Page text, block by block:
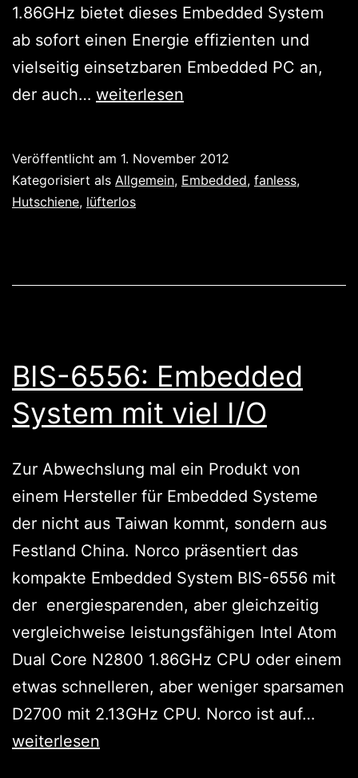
1.86GHz bietet dieses Embedded System
ab sofort einen Energie effizienten und
vielseitig einsetzbaren Embedded PC an,
der auch… Pipal
Embedded
System
Hutschine
weiterlesen
Veröffentlicht am 1. November 2012
Kategorisiert als Allgemein, Embedded, fanless,
Hutschiene, lüfterlos
BIS-6556: Embedded
System mit viel I/O
Zur Abwechslung mal ein Produkt von
einem Hersteller für Embedded Systeme
der nicht aus Taiwan kommt, sondern aus
Festland China. Norco präsentiert das
kompakte Embedded System BIS-6556 mit
der energiesparenden, aber gleichzeitig
vergleichweise leistungsfähigen Intel Atom
Dual Core N2800 1.86GHz CPU oder einem
etwas schnelleren, aber weniger sparsamen
D2700 mit 2.13GHz CPU. Norco ist auf…
weiterlesen